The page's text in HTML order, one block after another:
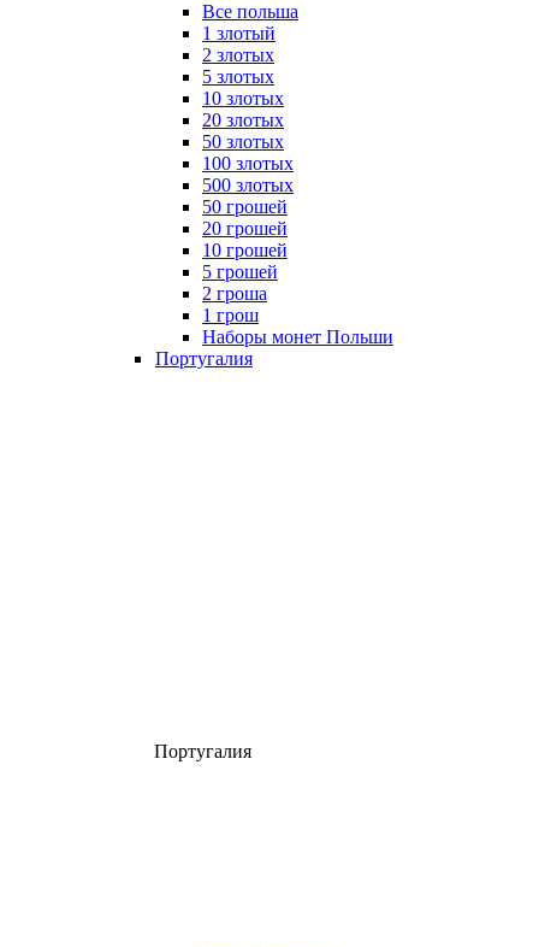
Все польша
1 злотый
2 злотых
5 злотых
10 злотых
20 злотых
50 злотых
100 злотых
500 злотых
50 грошей
20 грошей
10 грошей
5 грошей
2 гроша
1 грош
Наборы монет Польши
Португалия
Португалия